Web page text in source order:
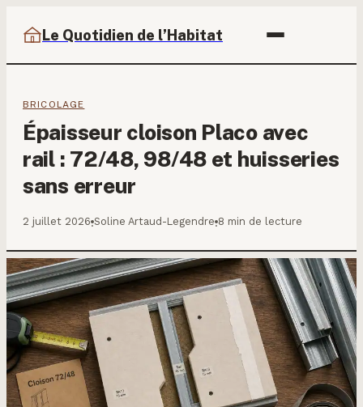
Le Quotidien de l’Habitat
BRICOLAGE
Épaisseur cloison Placo avec
rail : 72/48, 98/48 et huisseries
sans erreur
2 juillet 2026·Soline Artaud-Legendre·8 min de lecture